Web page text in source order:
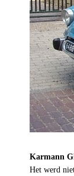
Karmann
Het werd